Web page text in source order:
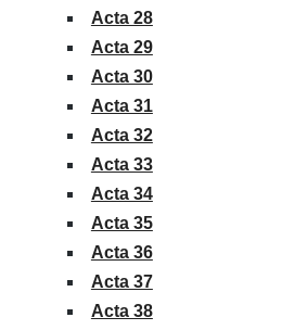
Acta 28
Acta 29
Acta 30
Acta 31
Acta 32
Acta 33
Acta 34
Acta 35
Acta 36
Acta 37
Acta 38